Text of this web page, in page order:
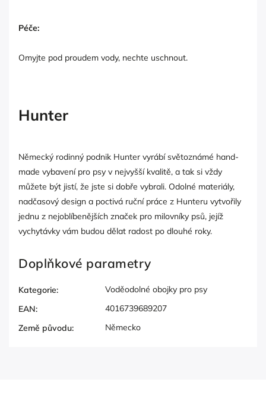
Péče:
Omyjte pod proudem vody, nechte uschnout.
Hunter
Německý rodinný podnik Hunter vyrábí světoznámé hand-
made vybavení pro psy v nejvyšší kvalitě, a tak si vždy
můžete být jistí, že jste si dobře vybrali. Odolné materiály,
nadčasový design a poctivá ruční práce z Hunteru vytvořily
jednu z nejoblíbenějších značek pro milovníky psů, jejíž
vychytávky vám budou dělat radost po dlouhé roky.
Doplňkové parametry
Kategorie:
Voděodolné obojky pro psy
EAN:
4016739689207
Země původu: Německo